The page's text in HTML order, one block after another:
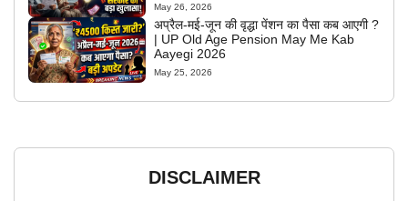
May 26, 2026
अप्रैल-मई-जून की वृद्धा पेंशन का पैसा कब आएगी ?
| UP Old Age Pension May Me Kab
Aayegi 2026
May 25, 2026
DISCLAIMER